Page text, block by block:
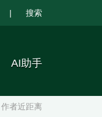
| 搜索
AI助手
作者近距离